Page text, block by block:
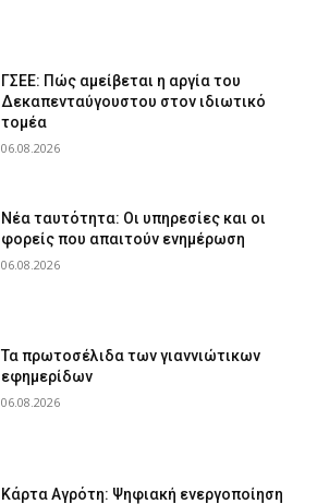
ΓΣΕΕ: Πώς αμείβεται η αργία του
Δεκαπενταύγουστου στον ιδιωτικό
τομέα
06.08.2026
Νέα ταυτότητα: Οι υπηρεσίες και οι
φορείς που απαιτούν ενημέρωση
06.08.2026
Τα πρωτοσέλιδα των γιαννιώτικων
εφημερίδων
06.08.2026
Κάρτα Αγρότη: Ψηφιακή ενεργοποίηση